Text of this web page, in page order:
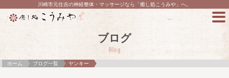
川崎市元住吉の神経整体・マッサージなら「癒し処こうみや」へ。
ブログ
Blog
ホーム ブログ一覧 ヤンキー